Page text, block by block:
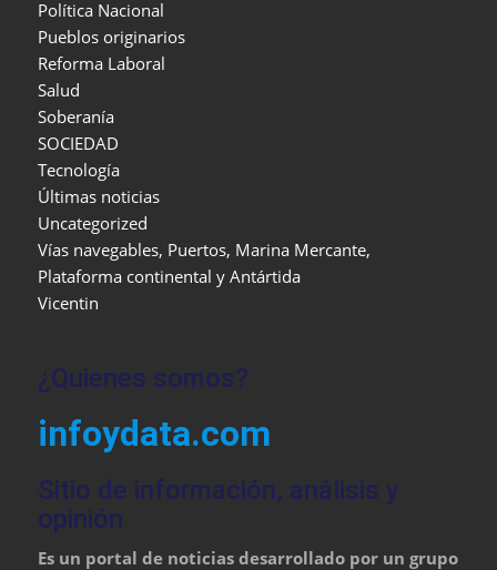
Política Nacional
Pueblos originarios
Reforma Laboral
Salud
Soberanía
SOCIEDAD
Tecnología
Últimas noticias
Uncategorized
Vías navegables, Puertos, Marina Mercante,
Plataforma continental y Antártida
Vicentin
¿Quienes somos?
infoydata.com
Sitio de información, análisis y
opinión
Es un portal de noticias desarrollado por un grupo